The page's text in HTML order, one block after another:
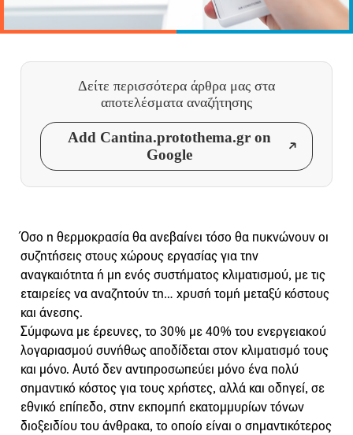
Δείτε περισσότερα άρθρα μας στα
αποτελέσματα αναζήτησης
Add Cantina.protothema.gr on
Google
Όσο η θερμοκρασία θα ανεβαίνει τόσο θα πυκνώνουν οι
συζητήσεις στους χώρους εργασίας για την
αναγκαιότητα ή μη ενός συστήματος κλιματισμού, με τις
εταιρείες να αναζητούν τη… χρυσή τομή μεταξύ κόστους
και άνεσης.
Σύμφωνα με έρευνες, το 30% με 40% του ενεργειακού
λογαριασµού συνήθως αποδίδεται στον κλιµατισµό τους
και µόνο. Αυτό δεν αντιπροσωπεύει µόνο ένα πολύ
σηµαντικό κόστος για τους χρήστες, αλλά και οδηγεί, σε
εθνικό επίπεδο, στην εκποµπή εκατομμυρίων τόνων
διοξειδίου του άνθρακα, το οποίο είναι ο σηµαντικότερος